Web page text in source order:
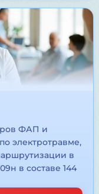
ФАП и
электротравме,
в
в составе 144